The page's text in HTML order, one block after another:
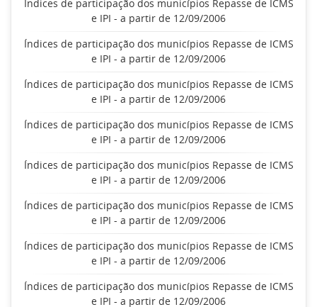
Índices de participação dos municípios Repasse de ICMS
e IPI - a partir de 12/09/2006
Índices de participação dos municípios Repasse de ICMS
e IPI - a partir de 12/09/2006
Índices de participação dos municípios Repasse de ICMS
e IPI - a partir de 12/09/2006
Índices de participação dos municípios Repasse de ICMS
e IPI - a partir de 12/09/2006
Índices de participação dos municípios Repasse de ICMS
e IPI - a partir de 12/09/2006
Índices de participação dos municípios Repasse de ICMS
e IPI - a partir de 12/09/2006
Índices de participação dos municípios Repasse de ICMS
e IPI - a partir de 12/09/2006
Índices de participação dos municípios Repasse de ICMS
e IPI - a partir de 12/09/2006